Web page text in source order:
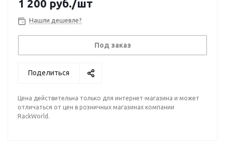
1 200 руб./шт
Нашли дешевле?
Под заказ
Поделиться
Цена действительна только для интернет-магазина и может
отличаться от цен в розничных магазинах компании
RackWorld.